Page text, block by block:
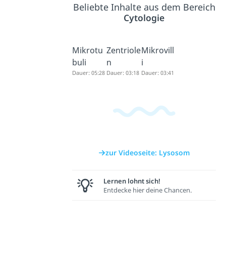
Beliebte Inhalte aus dem Bereich
Cytologie
Mikrotu
buli
Dauer: 05:28
Zentriole
n
Dauer: 03:18
Mikrovill
i
Dauer: 03:41
zur Videoseite: Lysosom
Lernen lohnt sich!
Entdecke hier deine Chancen.